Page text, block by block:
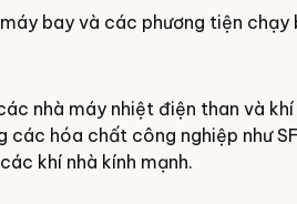
bay và các phương tiện chạy
nhà máy nhiệt điện than và
các hóa chất công nghiệp như
khí nhà kính mạnh.